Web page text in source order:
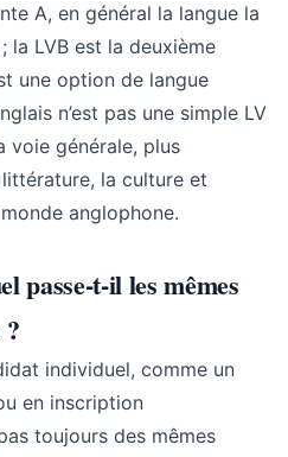
A, en général la langue la
la LVB est la deuxième
une option de langue
n’est pas une simple LV
voie générale, plus
la culture et
anglophone.
passe-t-il les mêmes
individuel, comme un
en inscription
toujours des mêmes